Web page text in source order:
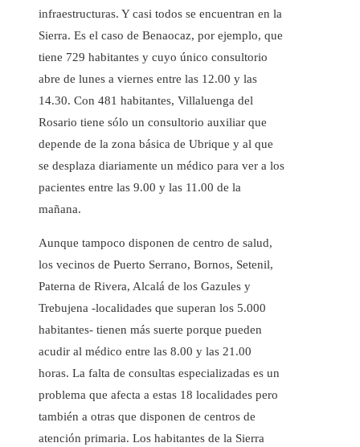
infraestructuras. Y casi todos se encuentran en la
Sierra. Es el caso de Benaocaz, por ejemplo, que
tiene 729 habitantes y cuyo único consultorio
abre de lunes a viernes entre las 12.00 y las
14.30. Con 481 habitantes, Villaluenga del
Rosario tiene sólo un consultorio auxiliar que
depende de la zona básica de Ubrique y al que
se desplaza diariamente un médico para ver a los
pacientes entre las 9.00 y las 11.00 de la
mañana.
Aunque tampoco disponen de centro de salud,
los vecinos de Puerto Serrano, Bornos, Setenil,
Paterna de Rivera, Alcalá de los Gazules y
Trebujena -localidades que superan los 5.000
habitantes- tienen más suerte porque pueden
acudir al médico entre las 8.00 y las 21.00
horas. La falta de consultas especializadas es un
problema que afecta a estas 18 localidades pero
también a otras que disponen de centros de
atención primaria. Los habitantes de la Sierra